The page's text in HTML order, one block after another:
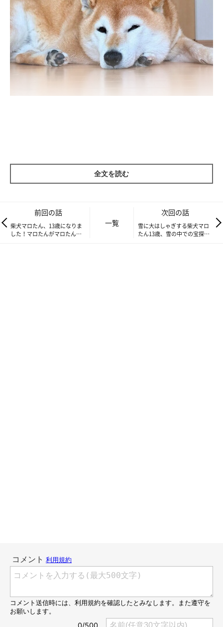
ただ、シニアわんこがわがままになったとか頑固になったとかっ
の可能性も無きにしもあらずかなと思いつつ、プロの意見も聞い
てみたいと数年ぶりにトレーナーさんに連絡してみました。
全文を読む
前回の話
柴犬マロたん、13歳になりま
した！マロたんがマロたんで
一覧
次回の話
雪に大はしゃぎする柴犬マロ
たん13歳、雪の中での宝探し